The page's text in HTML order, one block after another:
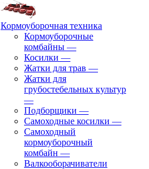
Кормоуборочная техника
Кормоуборочные
комбайны —
Косилки —
Жатки для трав —
Жатки для
грубостебельных культур
—
Подборщики —
Самоходные косилки —
Самоходный
кормоуборочный
комбайн —
Валкооборачиватели